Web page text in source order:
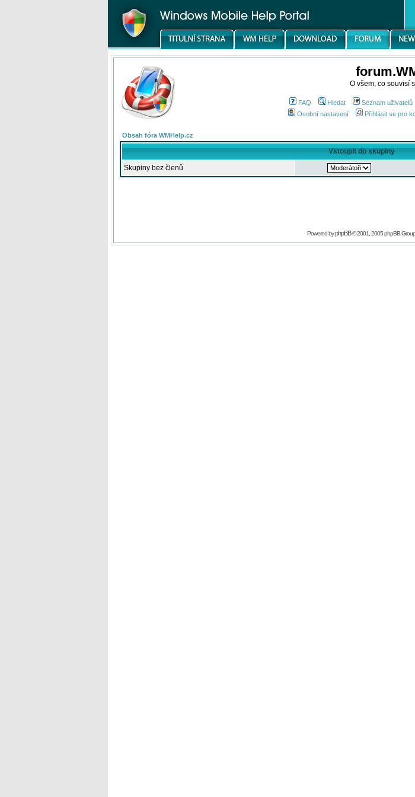
O všem, co souvisí
FAQ Hledat Seznam uživatelů
Osobní nastavení
Přihlásit se pro
Obsah fóra WMHelp.cz
Vstoupit do skupiny
Skupiny bez členů
Powered byphpBB© 2001, 2005 phpBB Group